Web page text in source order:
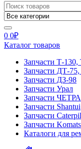
Search
for:
0 0₽
Каталог товаров
Запчасти Т-
Запчасти ДТ-
Запчасти ДЗ-98
Запчасти Урал
Запчасти ЧЕТРА
Запчасти Shantui
Запчасти
Запчасти
Каталоги для